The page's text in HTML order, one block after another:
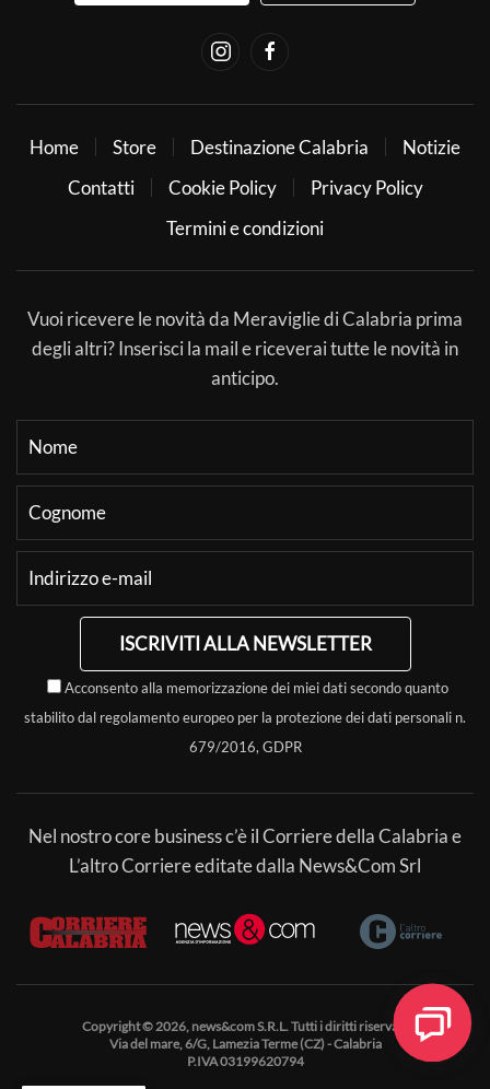
Home Store Destinazione Calabria
Notizie
Contatti
Cookie Policy
Privacy Policy
Termini e condizioni
Vuoi ricevere le novità da Meraviglie di Calabria prima
degli altri? Inserisci la mail e riceverai tutte le novità in
anticipo.
ISCRIVITI ALLA NEWSLETTER
Acconsento alla memorizzazione dei miei dati secondo quanto
stabilito dal regolamento europeo per la protezione dei dati personali n.
679/2016, GDPR
Nel nostro core business c’è il Corriere della Calabria e
L’altro Corriere editate dalla News&Com Srl
Copyright © 2026, news&com S.R.L. Tutti i diritti riservati.
Via del mare, 6/G, Lamezia Terme (CZ) - Calabria
P.IVA 03199620794